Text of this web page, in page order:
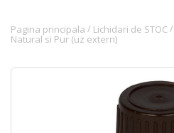
Pagina principala / Lichidari de STOC /
Natural si Pur (uz extern)